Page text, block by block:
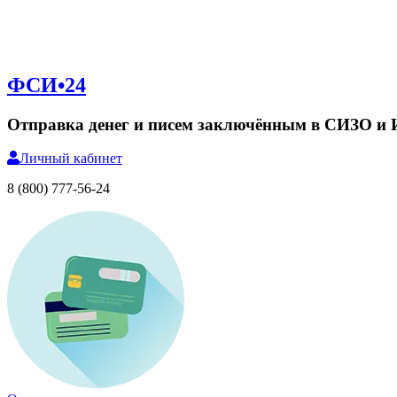
ФСИ•24
Отправка денег и писем заключённым в СИЗО и
Личный кабинет
8 (800) 777-56-24